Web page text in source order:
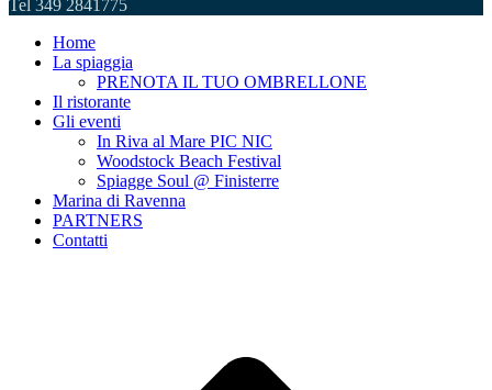
Tel 349 2841775
Home
La spiaggia
PRENOTA IL TUO OMBRELLONE
Il ristorante
Gli eventi
In Riva al Mare PIC NIC
Woodstock Beach Festival
Spiagge Soul @ Finisterre
Marina di Ravenna
PARTNERS
Contatti